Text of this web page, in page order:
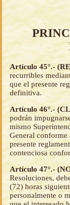
Artículo 45°.-
recurribles
que el presente
definitiva.
Artículo 46°.-
podrán
mismo
General conforme
presente
contenciosa
Artículo 47°.-
Resoluciones,
(72) horas
personalmente o